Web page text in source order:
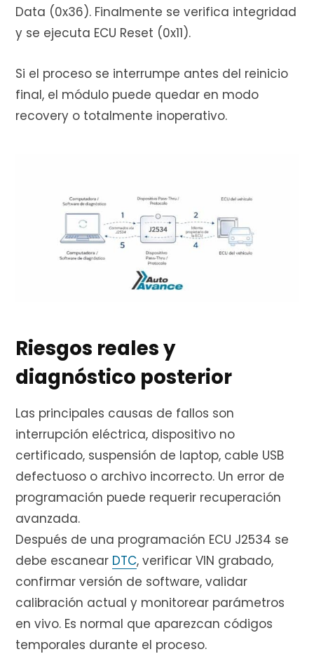
Data (0x36). Finalmente se verifica integridad
y se ejecuta ECU Reset (0x11).
Si el proceso se interrumpe antes del reinicio
final, el módulo puede quedar en modo
recovery o totalmente inoperativo.
Riesgos reales y
diagnóstico posterior
Las principales causas de fallos son
interrupción eléctrica, dispositivo no
certificado, suspensión de laptop, cable USB
defectuoso o archivo incorrecto. Un error de
programación puede requerir recuperación
avanzada.
Después de una programación ECU J2534 se
debe escanear DTC, verificar VIN grabado,
confirmar versión de software, validar
calibración actual y monitorear parámetros
en vivo. Es normal que aparezcan códigos
temporales durante el proceso.